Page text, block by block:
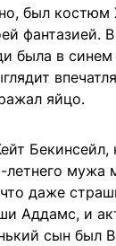
был костюм
фантазией.
была в
яйцо.
мужа
даже
Аддамс, и
сын был